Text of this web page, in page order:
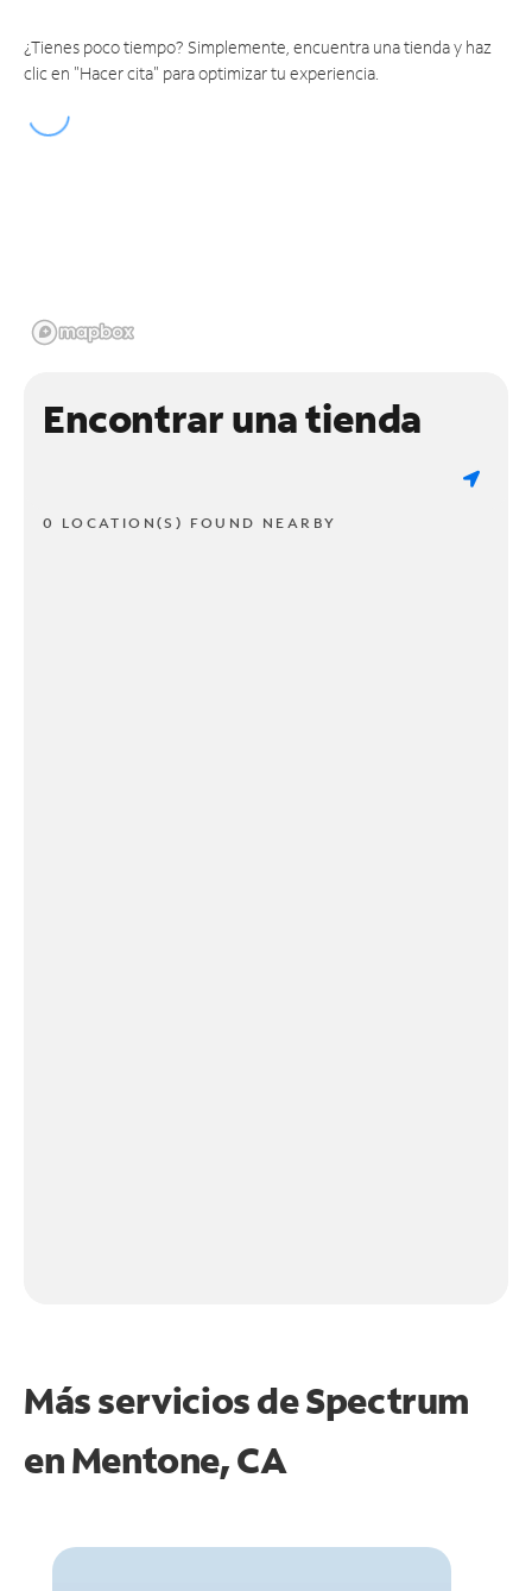
¿Tienes poco tiempo? Simplemente, encuentra una tienda y haz
clic en "Hacer cita" para optimizar tu experiencia.
Encontrar una tienda
0 LOCATION(S) FOUND NEARBY
Más servicios de Spectrum
enMentone, CA